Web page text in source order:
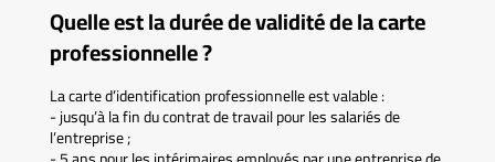
Quelle est la durée de validité de la carte
professionnelle ?
La carte d’identification professionnelle est valable :
- jusqu’à la fin du contrat de travail pour les salariés de
l’entreprise ;